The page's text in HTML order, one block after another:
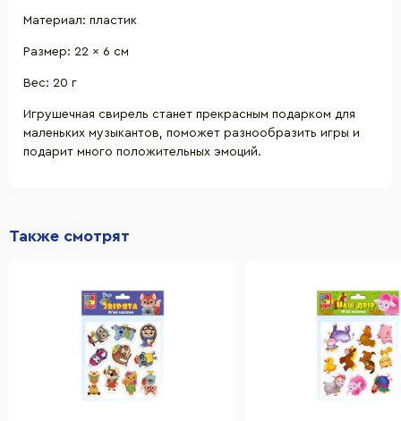
Материал: пластик
Размер: 22 × 6 см
Вес: 20 г
Игрушечная свирель станет прекрасным подарком для
маленьких музыкантов, поможет разнообразить игры и
подарит много положительных эмоций.
Также смотрят